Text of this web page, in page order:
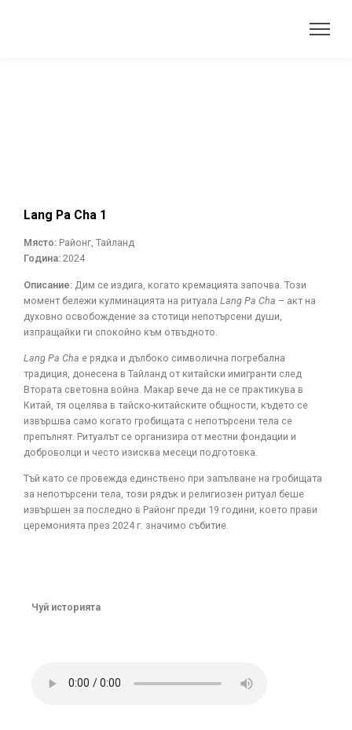
Lang Pa Cha 1
Място: Районг, Тайланд
Година: 2024
Описание: Дим се издига, когато кремацията започва. Този
момент бележи кулминацията на ритуала Lang Pa Cha – акт на
духовно освобождение за стотици непотърсени души,
изпращайки ги спокойно към отвъдното.
Lang Pa Cha е рядка и дълбоко символична погребална
традиция, донесена в Тайланд от китайски имигранти след
Втората световна война. Макар вече да не се практикува в
Китай, тя оцелява в тайско-китайските общности, където се
извършва само когато гробищата с непотърсени тела се
препълнят. Ритуалът се организира от местни фондации и
доброволци и често изисква месеци подготовка.
Тъй като се провежда единствено при запълване на гробищата
за непотърсени тела, този рядък и религиозен ритуал беше
извършен за последно в Районг преди 19 години, което прави
церемонията през 2024 г. значимо събитие.
Чуй историята